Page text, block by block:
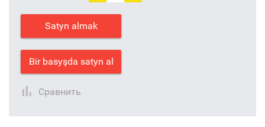
Satyn almak
Bir basyşda satyn al
Сравнить